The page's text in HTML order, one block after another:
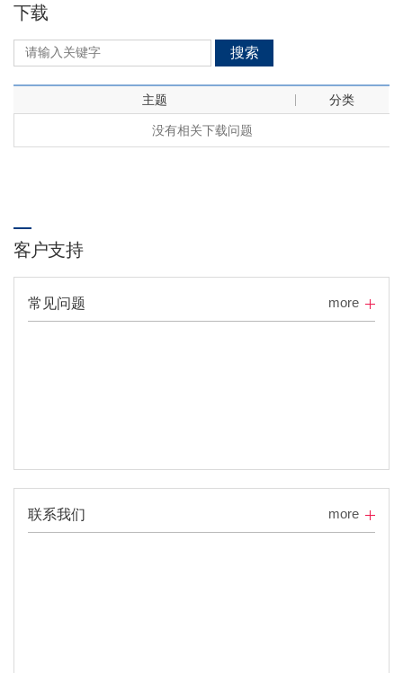
下载
搜索
主题 分类
没有相关下载问题
客户支持
常见问题 more
联系我们 more